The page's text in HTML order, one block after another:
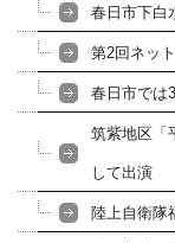
春日市下白
第2回ネッ
春日市では
筑紫地区「
して出演
陸上自衛隊